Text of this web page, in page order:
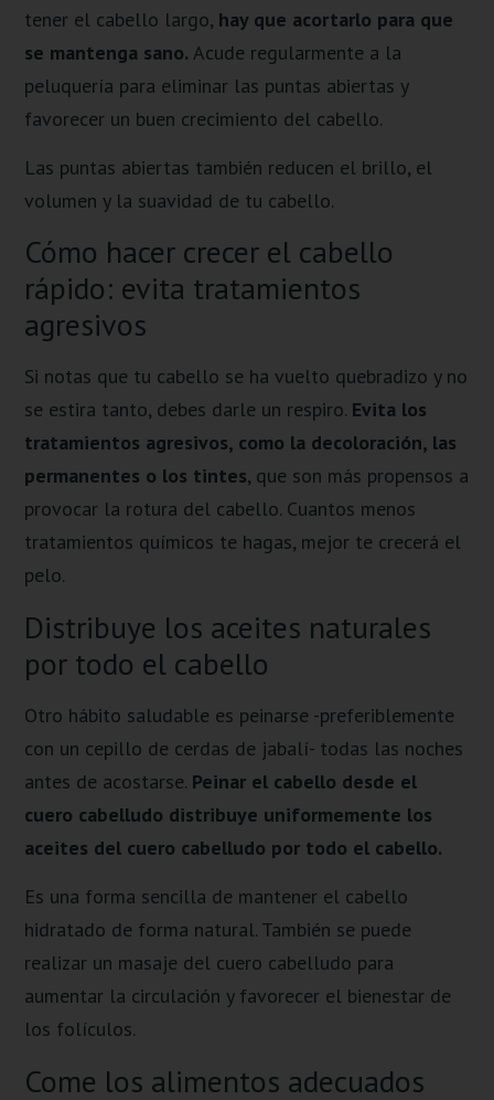
tener el cabello largo, hay que acortarlo para que
se mantenga sano.Acude regularmente a la
peluquería para eliminar las puntas abiertas y
favorecer un buen crecimiento del cabello.
Las puntas abiertas también reducen el brillo, el
volumen y la suavidad de tu cabello.
Cómo hacer crecer el cabello
rápido: evita tratamientos
agresivos
Si notas que tu cabello se ha vuelto quebradizo y no
se estira tanto, debes darle un respiro. Evita los
tratamientos agresivos, como la decoloración, las
permanentes o los tintes, que son más propensos a
provocar la rotura del cabello. Cuantos menos
tratamientos químicos te hagas, mejor te crecerá el
pelo.
Distribuye los aceites naturales
por todo el cabello
Otro hábito saludable es peinarse -preferiblemente
con un cepillo de cerdas de jabalí- todas las noches
antes de acostarse. Peinar el cabello desde el
cuero cabelludo distribuye uniformemente los
aceites del cuero cabelludo por todo el cabello.
Es una forma sencilla de mantener el cabello
hidratado de forma natural. También se puede
realizar un masaje del cuero cabelludo para
aumentar la circulación y favorecer el bienestar de
los folículos.
Come los alimentos adecuados